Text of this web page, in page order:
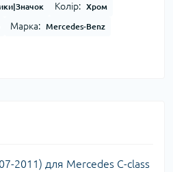
Колір: Хром
Марка: Mercedes-Benz
2011) для Mercedes C-class